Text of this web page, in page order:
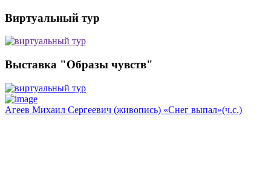
Виртуальный тур
Выставка "Образы чувств"
Агеев Михаил Сергеевич (живопись) «Снег выпал»(ч.с.)